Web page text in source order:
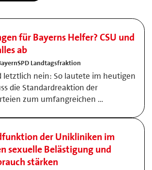
für Bayerns Helfer? CSU und
ab
Landtagsfraktion
letztlich nein: So lautete im heutigen
die Standardreaktion der
zum umfangreichen …
der Unikliniken im
sexuelle Belästigung und
stärken